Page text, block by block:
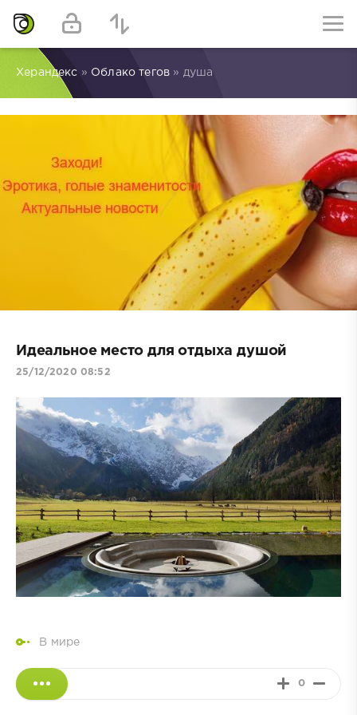
Херандекс » Облако тегов » душа
Идеальное место для отдыха душой
25/12/2020 08:52
В мире
0